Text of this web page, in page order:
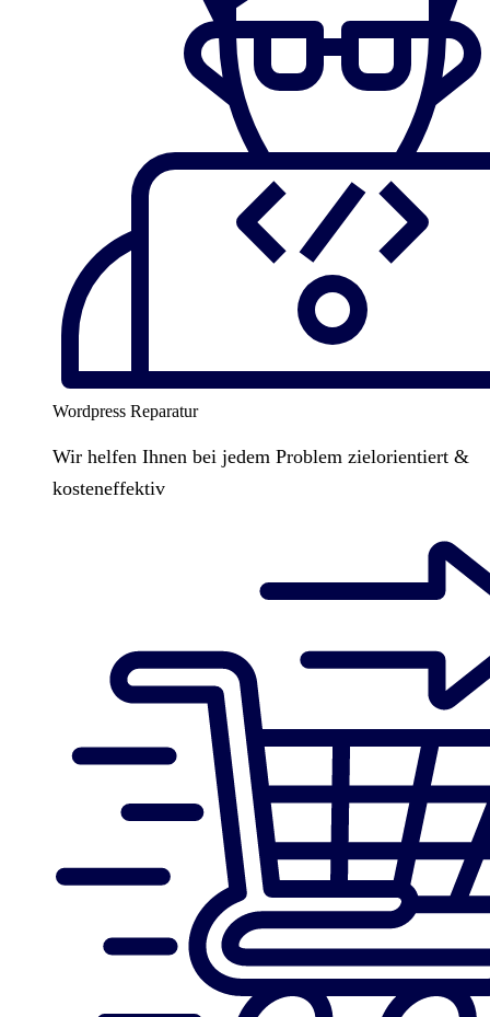
Wordpress Reparatur
Wir helfen Ihnen bei jedem Problem zielorientiert &
kosteneffektiv